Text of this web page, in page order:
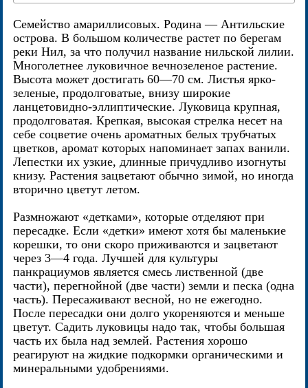
Семейство амариллисовых. Родина — Антильские
острова. В большом количестве растет по берегам
реки Нил, за что получил название нильской лилии.
Многолетнее луковичное вечнозеленое растение.
Высота может достигать 60—70 см. Листья ярко-
зеленые, продолговатые, внизу широкие
ланцетовидно-эллиптические. Луковица крупная,
продолговатая. Крепкая, высокая стрелка несет на
себе соцветие очень ароматных белых трубчатых
цветков, аромат которых напоминает запах ванили.
Лепестки их узкие, длинные причудливо изогнуты
книзу. Растения зацветают обычно зимой, но иногда
вторично цветут летом.
Размножают «детками», которые отделяют при
пересадке. Если «детки» имеют хотя бы маленькие
корешки, то они скоро приживаются и зацветают
через 3—4 года. Лучшей для культуры
панкрациумов является смесь лиственной (две
части), перегнойной (две части) земли и песка (одна
часть). Пересаживают весной, но не ежегодно.
После пересадки они долго укореняются и меньше
цветут. Садить луковицы надо так, чтобы большая
часть их была над землей. Растения хорошо
реагируют на жидкие подкормки органическими и
минеральными удобрениями.